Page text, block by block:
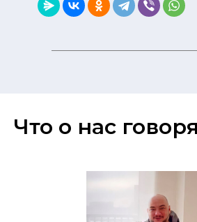
Что о нас